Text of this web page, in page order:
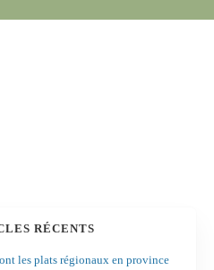
RÉCENTS
les plats régionaux en province